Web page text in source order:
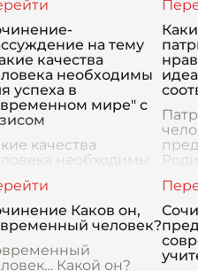
к глубокому
законов
и в на тему
качества
необходимы
успеха в
мире" с
качества
необходимы
мире?
мир
к
множество
и создает
ним большое
Каков он,
человек?
Какой он?